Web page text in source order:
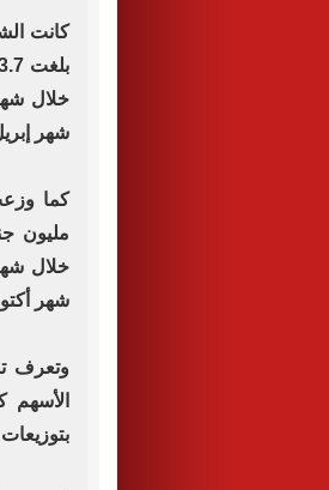
كانت
شهر إبريل
شهر أكتوبر، 3.6 مليار جنيه خلال نوفمبر، و517
وتعرف
بتوزيعات نقدية بنحو